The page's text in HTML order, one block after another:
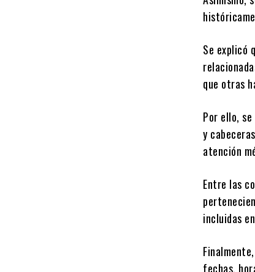
Se explicó
que otras
Por ello,
y
atención
Entre las
incluidas
fechas,